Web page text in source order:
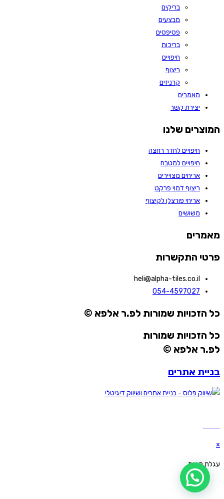
בריקים
מבצעים
פסיפסים
בריכות
חיפויים
ריצוף
קרניזים
מאמרים
יצירת קשר
המוצרים שלנו
חיפויים לחדר רחצה
חיפויים למטבח
אריחים מצויירים
ריצוף דמוי פרקט
אריחי פורצלן לקיצוף
משושים
מאמרים
פרטי התקשרות
heli@alpha-tiles.co.il
054-4597027
כל הזכויות שמורות לפ.ר אלפא ©
כל הזכויות שמורות
לפ.ר אלפא ©
בניית אתרים
×
עגלת קניות